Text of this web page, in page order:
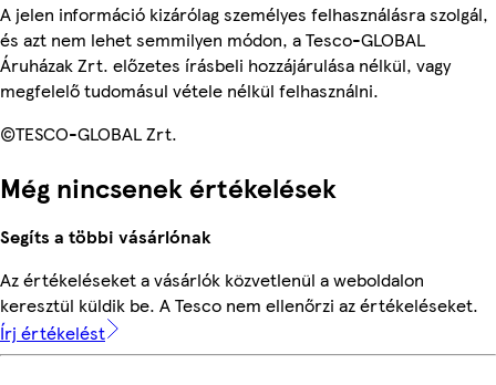
A jelen információ kizárólag személyes felhasználásra szolgál,
és azt nem lehet semmilyen módon, a Tesco-GLOBAL
Áruházak Zrt. előzetes írásbeli hozzájárulása nélkül, vagy
megfelelő tudomásul vétele nélkül felhasználni.
©TESCO-GLOBAL Zrt.
Még nincsenek értékelések
Segíts a többi vásárlónak
Az értékeléseket a vásárlók közvetlenül a weboldalon
keresztül küldik be. A Tesco nem ellenőrzi az értékeléseket.
Írj értékelést